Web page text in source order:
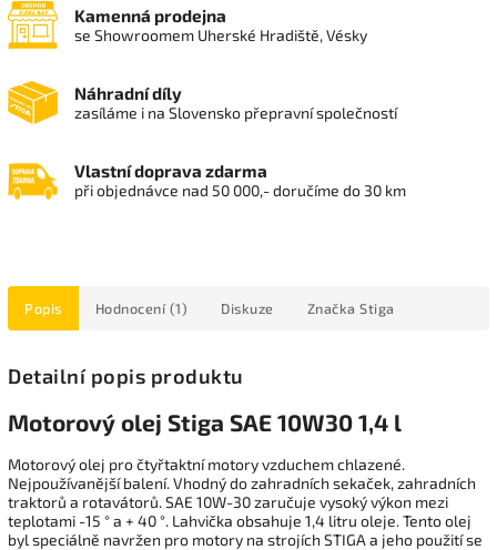
Kamenná prodejna
se Showroomem Uherské Hradiště, Vésky
Náhradní díly
zasíláme i na Slovensko přepravní společností
Vlastní doprava zdarma
při objednávce nad 50 000,- doručíme do 30 km
Popis Hodnocení (1) Diskuze Značka Stiga
Detailní popis produktu
Motorový olej Stiga SAE 10W30 1,4 l
Motorový olej pro čtyřtaktní motory vzduchem chlazené.
Nejpoužívanější balení. Vhodný do zahradních sekaček, zahradních
traktorů a rotavátorů.SAE 10W-30 zaručuje vysoký výkon mezi
teplotami -15 ° a + 40 °. Lahvička obsahuje 1,4 litru oleje.Tento olej
byl speciálně navržen pro motory na strojích STIGA a jeho použití se